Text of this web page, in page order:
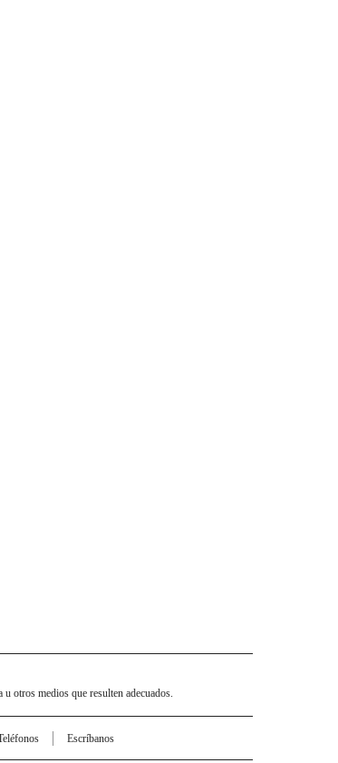
otros medios que resulten adecuados.
Escríbanos